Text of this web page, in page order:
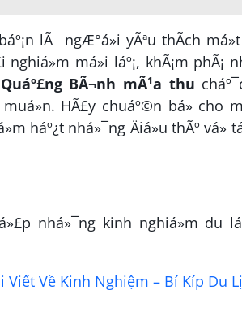
lÃ ngÆ°á»i yÃªu thÃ­ch
má»i láº¡, khÃ¡m phÃ¡
BÃ¬nh mÃ¹a thu
muá»n. HÃ£y chuáº©n bá»
háº¿t nhá»¯ng Äiá»u thÃº
nhá»¯ng kinh nghiá»m du
Viết Về Kinh Nghiệm – Bí Kíp Du